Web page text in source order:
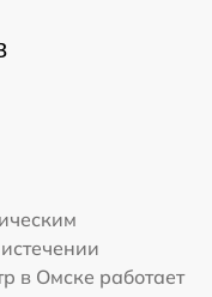
в Омске работает